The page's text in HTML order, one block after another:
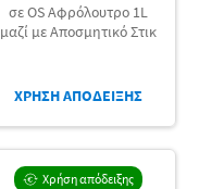
σε OS Αφρόλουτρο 1L
μαζί με Αποσμητικό Στικ
ΧΡΗΣΗ ΑΠΟΔΕΙΞΗΣ
Χρήση απόδειξης